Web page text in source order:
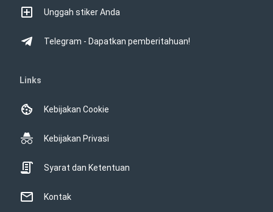
Unggah stiker Anda
Telegram - Dapatkan pemberitahuan!
Links
Kebijakan Cookie
Kebijakan Privasi
Syarat dan Ketentuan
Kontak